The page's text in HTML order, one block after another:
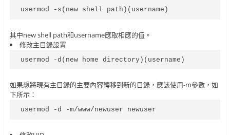
usermod -s(new shell path)(username)
其中new shell path和username應取相應的值。
修改主目錄設置
usermod -d(new home directory)(username)
如果想將現有主目錄的主要內容轉移到新的目錄，應該使用-m參數，如
下所示：
usermod -d -m/www/newuser newuser